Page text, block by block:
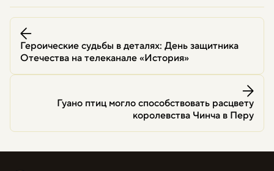
Героические судьбы в деталях: День защитника
Отечества на телеканале «История»
Гуано птиц могло способствовать расцвету
королевства Чинча в Перу